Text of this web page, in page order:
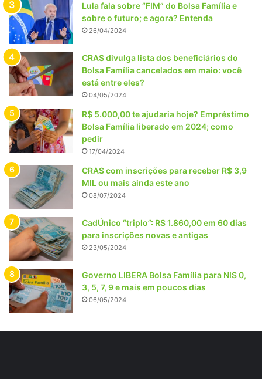
Lula fala sobre “FIM” do Bolsa Família e
sobre o futuro; e agora? Entenda
26/04/2024
CRAS divulga lista dos beneficiários do
Bolsa Família cancelados em maio: você
está entre eles?
04/05/2024
R$ 5.000,00 te ajudaria hoje? Empréstimo
Bolsa Família liberado em 2024; como
pedir
17/04/2024
CRAS com inscrições para receber R$ 3,9
MIL ou mais ainda este ano
08/07/2024
CadÚnico “triplo”: R$ 1.860,00 em 60 dias
para inscrições novas e antigas
23/05/2024
Governo LIBERA Bolsa Família para NIS 0,
3, 5, 7, 9 e mais em poucos dias
06/05/2024